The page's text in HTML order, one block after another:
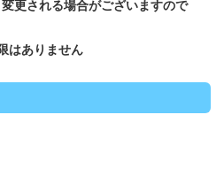
更される場合がございますので
はありません